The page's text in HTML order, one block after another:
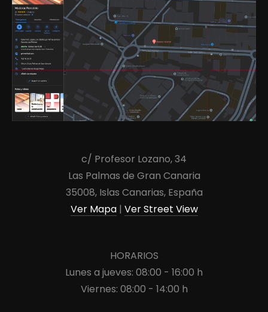
c/ Profesor Lozano, 34
Las Palmas de Gran Canaria
35008, Islas Canarias, España
Ver Mapa| Ver Street View
HORARIOS
Lunes a jueves: 08:00 - 16:00 h
Viernes: 08:00 - 14:00 h